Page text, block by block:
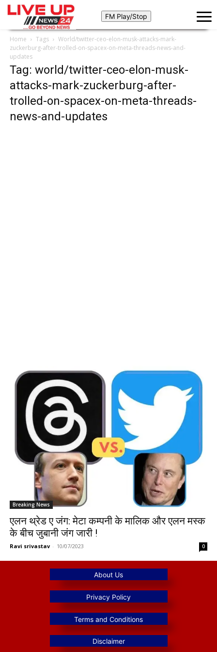
Home Tags
World/twitter-ceo-elon-musk-attacks-mark-
zuckerburg-after-trolled-on-spacex-on-meta-threads-news-and-
updates
Tag: world/twitter-ceo-elon-musk-
attacks-mark-zuckerburg-after-
trolled-on-spacex-on-meta-threads-
news-and-updates
Breaking News
एलन थ्रेड ए जंग: मेटा कम्पनी के मालिक और एलन मस्क
के बीच जुबानी जंग जारी !
Ravi srivastav - 10/07/2023 0